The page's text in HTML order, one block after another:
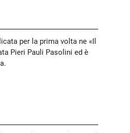
per la prima volta ne «Il
Pieri Pauli Pasolini ed è